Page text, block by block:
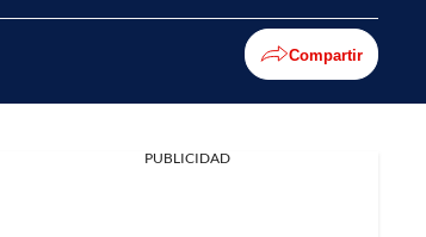
Compartir
PUBLICIDAD